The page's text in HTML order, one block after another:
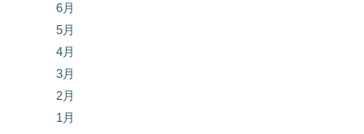
6月
5月
4月
3月
2月
1月